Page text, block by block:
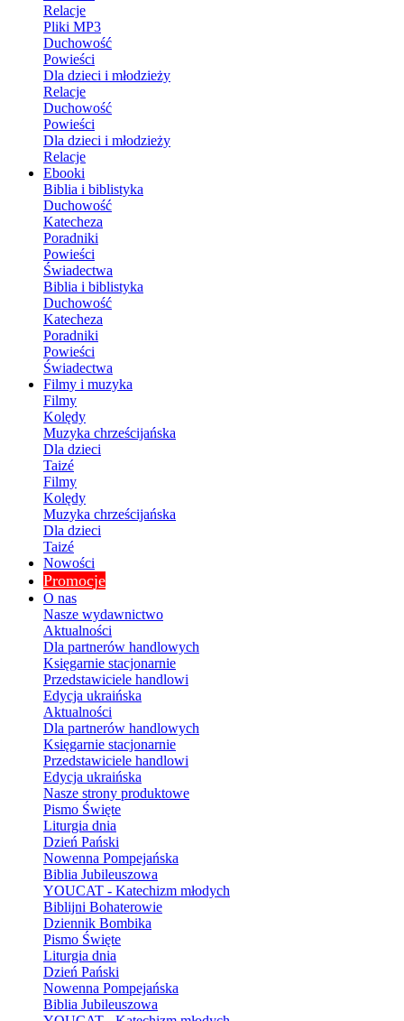
Relacje
Pliki MP3
Duchowość
Powieści
Dla dzieci i młodzieży
Relacje
Duchowość
Powieści
Dla dzieci i młodzieży
Relacje
Ebooki
Biblia i biblistyka
Duchowość
Katecheza
Poradniki
Powieści
Świadectwa
Biblia i biblistyka
Duchowość
Katecheza
Poradniki
Powieści
Świadectwa
Filmy i muzyka
Filmy
Kolędy
Muzyka chrześcijańska
Dla dzieci
Taizé
Filmy
Kolędy
Muzyka chrześcijańska
Dla dzieci
Taizé
Nowości
Promocje
O nas
Nasze wydawnictwo
Aktualności
Dla partnerów handlowych
Księgarnie stacjonarnie
Przedstawiciele handlowi
Edycja ukraińska
Aktualności
Dla partnerów handlowych
Księgarnie stacjonarnie
Przedstawiciele handlowi
Edycja ukraińska
Nasze strony produktowe
Pismo Święte
Liturgia dnia
Dzień Pański
Nowenna Pompejańska
Biblia Jubileuszowa
YOUCAT - Katechizm młodych
Biblijni Bohaterowie
Dziennik Bombika
Pismo Święte
Liturgia dnia
Dzień Pański
Nowenna Pompejańska
Biblia Jubileuszowa